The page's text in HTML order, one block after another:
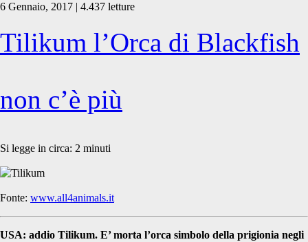
Tag:
<span>tilikum</span>
6 Gennaio, 2017 | 4.437 letture
Tilikum l’Orca di Blackfish
non c’è più
Si legge in circa: 2 minuti
Fonte: www.all4animals.it
USA: addio Tilikum. E’ morta l’orca simbolo della prigionia negli